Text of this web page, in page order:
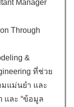
Manager
Through
&
ที่ช่วย
แม่นยำ และ
และ “ข้อมูล